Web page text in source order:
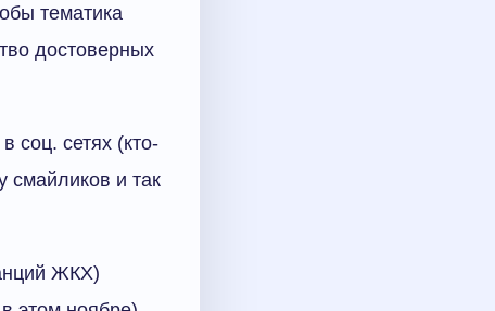
тематика
достоверных
соц. сетях (кто-
смайликов и так
ЖКХ)